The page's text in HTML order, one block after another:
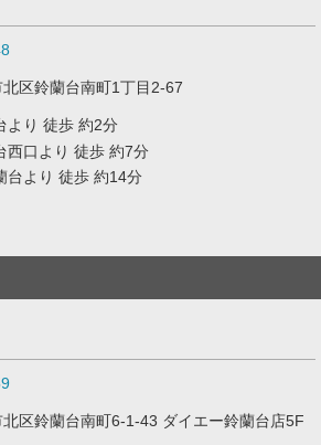
区鈴蘭台南町1丁目2-67
より 徒歩 約2分
西口より 徒歩 約7分
台より 徒歩 約14分
区鈴蘭台南町6-1-43 ダイエー鈴蘭台店5F